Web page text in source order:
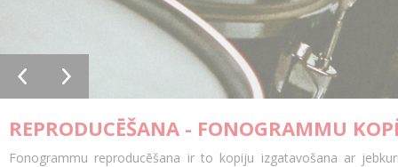
REPRODUCĒŠANA - FONOGRAMMU
Fonogrammu reproducēšana ir to kopiju izgatavošana ar